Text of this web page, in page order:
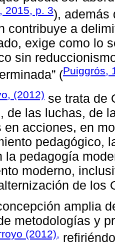
2015, p. 3), además
contribuye a
exige como lo
sin
(Puiggrós,
(2012) se trata de
de las luchas, de
en acciones, en
pedagógico,
la pedagogía
moderno,
de los
amplia
metodologías y
(2012),